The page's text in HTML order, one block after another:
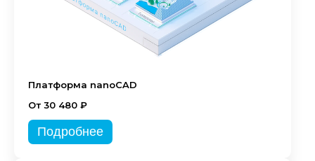
Платформа nanoCAD
От 30 480 ₽
Подробнее